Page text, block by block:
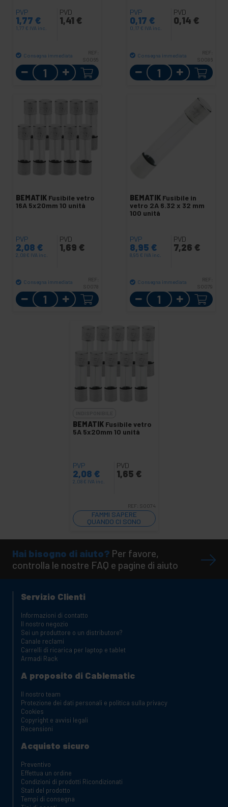
PVP
1,77 €
1,77 € IVA inc.
PVD
1,41 €
Consegna immediata
REF:
SO065
Quantità
PVP
0,17 €
0,17 € IVA inc.
PVD
0,14 €
Consegna immediata
REF:
SO086
Quantità
BEMATIK Fusibile vetro
16A 5x20mm 10 unità
PVP
2,08 €
2,08 € IVA inc.
PVD
1,69 €
Consegna immediata
REF:
SO078
Quantità
BEMATIK Fusibile in
vetro 2A 6.32 x 32 mm
100 unità
PVP
8,95 €
8,95 € IVA inc.
PVD
7,26 €
Consegna immediata
REF:
SO079
Quantità
BEMATIK Fusibile vetro
5A 5x20mm 10 unità
PVP
2,08 €
2,08 € IVA inc.
PVD
1,65 €
REF: SO074
FAMMI SAPERE
QUANDO CI SONO
SCORTE
Hai bisogno di aiuto? Per favore,
controlla le nostre FAQ e pagine di aiuto
Servizio Clienti
Informazioni di contatto
Il nostro negozio
Sei un produttore o un distributore?
Canale reclami
Carrelli di ricarica per laptop e tablet
Armadi Rack
A proposito di Cablematic
Il nostro team
Protezione dei dati personali e politica sulla privacy
Cookies
Copyright e avvisi legali
Recensioni
Acquisto sicuro
Preventivo
Effettua un ordine
Condizioni di prodotti Ricondizionati
Stati del prodotto
Tempi di consegna